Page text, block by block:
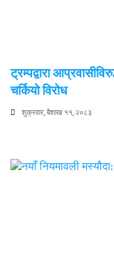
ट्रम्पद्वारा
चर्कियो विरोध
शुक्रवार, बैशाख ११, २०८३